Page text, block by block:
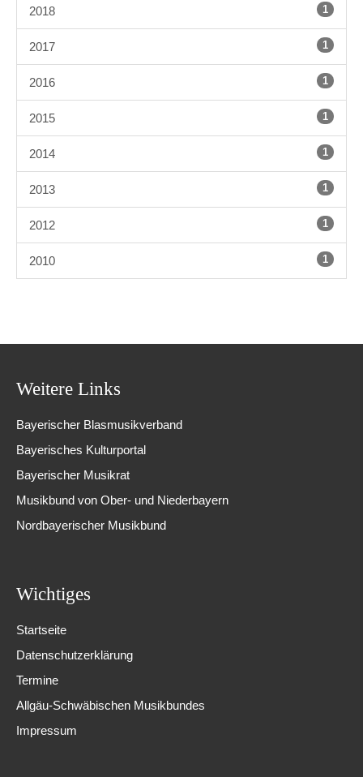
2018 1
2017 1
2016 1
2015 1
2014 1
2013 1
2012 1
2010 1
Weitere Links
Bayerischer Blasmusikverband
Bayerisches Kulturportal
Bayerischer Musikrat
Musikbund von Ober- und Niederbayern
Nordbayerischer Musikbund
Wichtiges
Startseite
Datenschutzerklärung
Termine
Allgäu-Schwäbischen Musikbundes
Impressum